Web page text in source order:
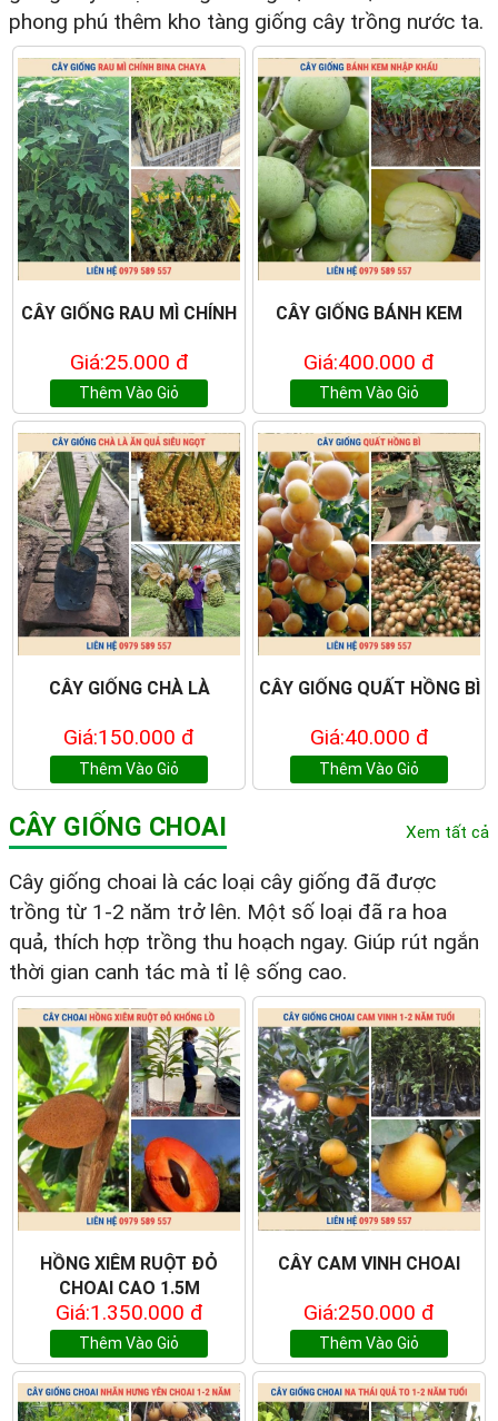
phong phú thêm kho tàng giống cây trồng nước ta.
CÂY GIỐNG RAU MÌ CHÍNH
Giá:25.000 đ
Thêm Vào Giỏ
CÂY GIỐNG BÁNH KEM
Giá:400.000 đ
Thêm Vào Giỏ
CÂY GIỐNG CHÀ LÀ
Giá:150.000 đ
Thêm Vào Giỏ
CÂY GIỐNG QUẤT HỒNG BÌ
Giá:40.000 đ
Thêm Vào Giỏ
CÂY GIỐNG CHOAI Xem tất cả
Cây giống choai là các loại cây giống đã được
trồng từ 1-2 năm trở lên. Một số loại đã ra hoa
quả, thích hợp trồng thu hoạch ngay. Giúp rút ngắn
thời gian canh tác mà tỉ lệ sống cao.
HỒNG XIÊM RUỘT ĐỎ
CHOAI CAO 1.5M
Giá:1.350.000 đ
Thêm Vào Giỏ
CÂY CAM VINH CHOAI
Giá:250.000 đ
Thêm Vào Giỏ